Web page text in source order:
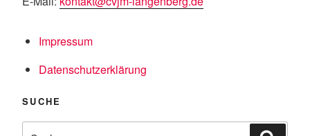
Impressum
Datenschutzerklärung
SUCHE